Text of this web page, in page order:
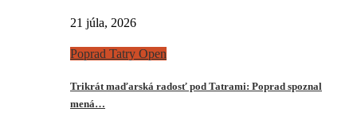
21 júla, 2026
Poprad Tatry Open
Trikrát maďarská radosť pod Tatrami: Poprad spoznal
mená…